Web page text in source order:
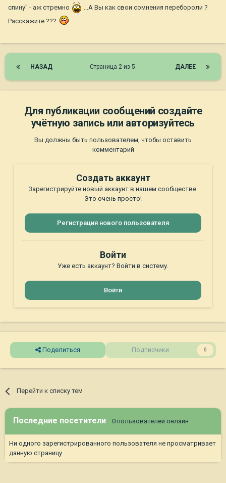
спину" - аж стремно
...А Вы как свои сомнения перебороли ?
Расскажите ???
НАЗАД ДАЛЕЕ
Страница 2 из 5
Для публикации сообщений создайте
учётную запись или авторизуйтесь
Вы должны быть пользователем, чтобы оставить
комментарий
Создать аккаунт
Зарегистрируйте новый аккаунт в нашем сообществе.
Это очень просто!
Регистрация нового пользователя
Войти
Уже есть аккаунт? Войти в систему.
Войти
Поделиться Подписчики 0
Перейти к списку тем
Последние посетители 0 пользователей онлайн
Ни одного зарегистрированного пользователя не просматривает
данную страницу